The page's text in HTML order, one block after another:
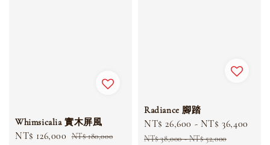
Whimsicalia 實木屏風
Sale
NT$ 126,000 Regular
NT$ 180,000
Radiance 腳踏
Sale
price
NT$ 26,600 - NT$ 36,400
NT$ 38,000-NT$ 52,000